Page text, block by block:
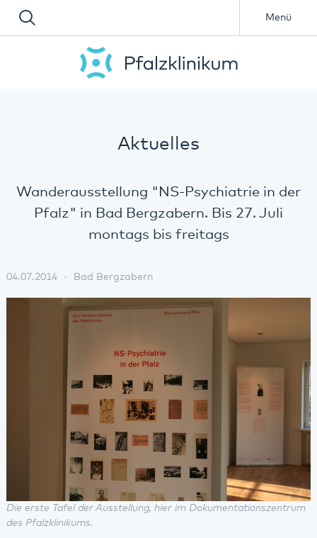
Menü
Aktuelles
Wanderausstellung "NS-Psychiatrie in der
Pfalz" in Bad Bergzabern. Bis 27. Juli
montags bis freitags
04.07.2014 Bad Bergzabern
Die erste Tafel der Ausstellung, hier im Dokumentationszentrum
des Pfalzklinikums.